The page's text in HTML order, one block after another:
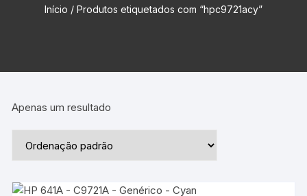
Início / Produtos etiquetados com “hpc9721acy”
Apenas um resultado